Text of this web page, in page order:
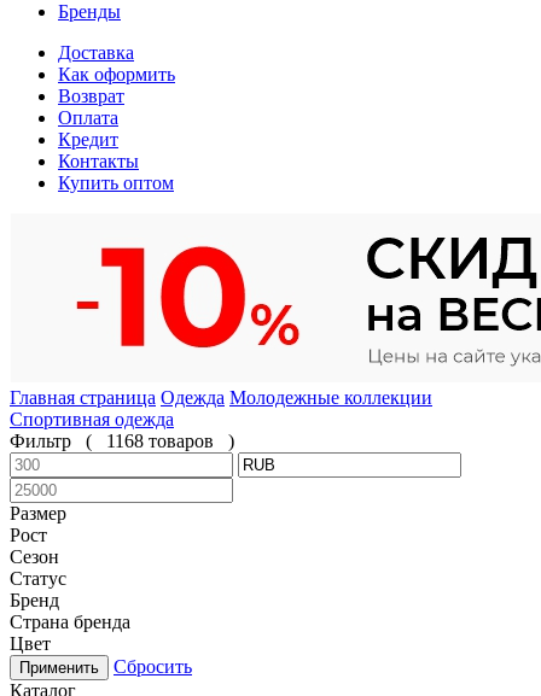
Бренды
Доставка
Как оформить
Возврат
Оплата
Кредит
Контакты
Купить оптом
Главная страница Одежда Молодежные коллекции
Спортивная одежда
Фильтр
( 1168 товаров )
Размер
Рост
Сезон
Статус
Бренд
Страна бренда
Цвет
Сбросить
Каталог